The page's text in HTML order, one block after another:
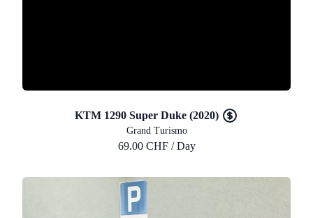
KTM 1290 Super Duke (2020)
Grand Turismo
69.00 CHF / Day